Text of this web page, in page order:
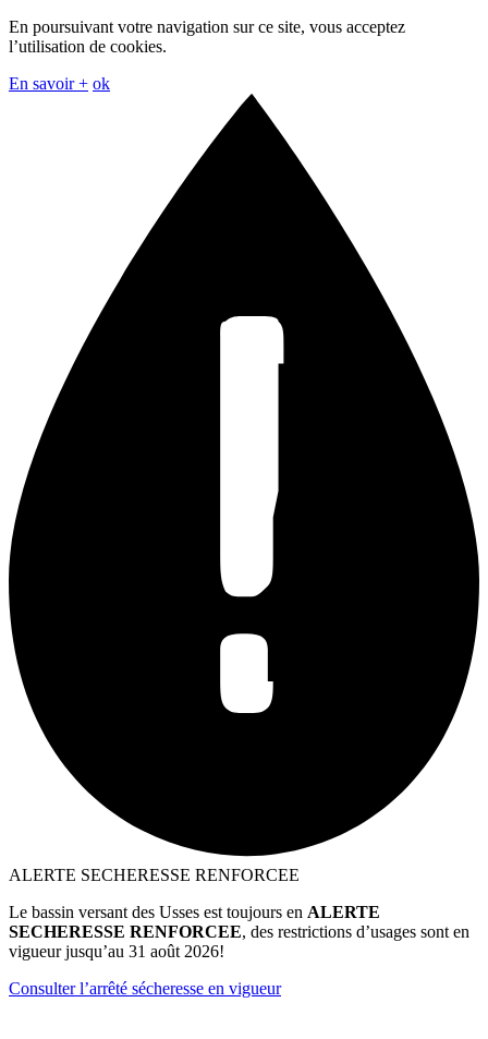
En poursuivant votre navigation sur ce site, vous acceptez
l’utilisation de cookies.
En savoir + ok
ALERTE SECHERESSE RENFORCEE
Le bassin versant des Usses est toujours en ALERTE
SECHERESSE RENFORCEE, des restrictions d’usages sont en
vigueur jusqu’au 31 août 2026!
Consulter l’arrêté sécheresse en vigueur